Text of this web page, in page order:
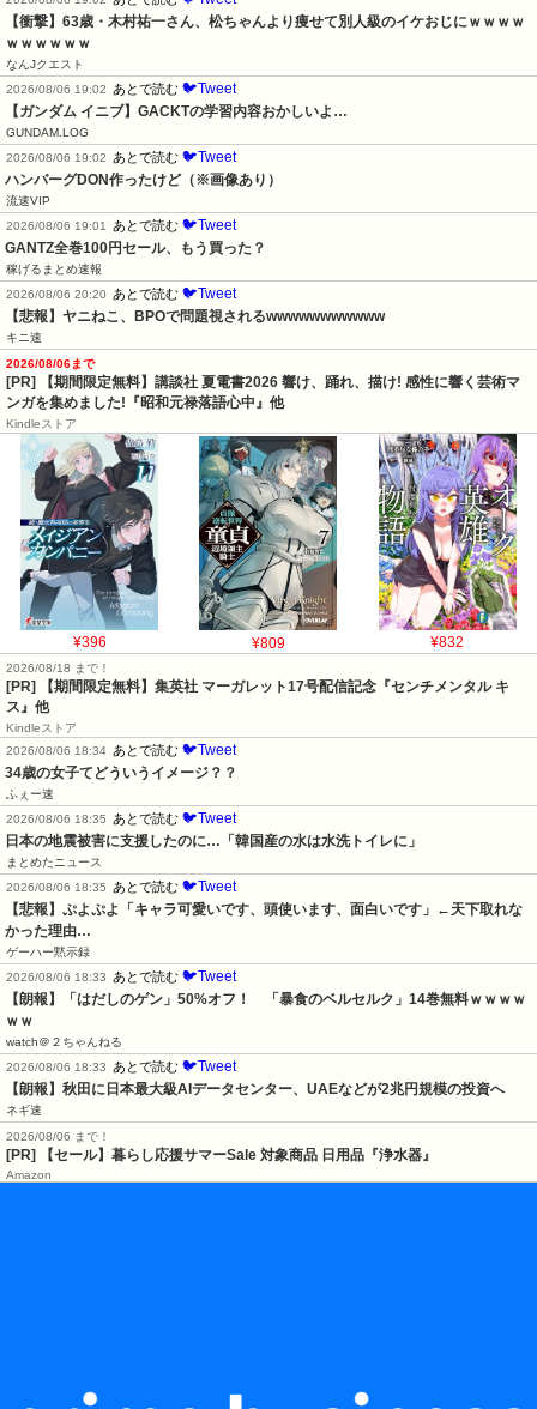
【衝撃】63歳・木村祐一さん、松ちゃんより痩せて別人級のイケおじにｗｗｗｗ
ｗｗｗｗｗｗ
なんJクエスト
2026/08/06 19:02 あとで読む 🐦Tweet
【ガンダム イニブ】GACKTの学習内容おかしいよ…
GUNDAM.LOG
2026/08/06 19:02 あとで読む 🐦Tweet
ハンバーグDON作ったけど（※画像あり）
流速VIP
2026/08/06 19:01 あとで読む 🐦Tweet
GANTZ全巻100円セール、もう買った？
稼げるまとめ速報
2026/08/06 20:20 あとで読む 🐦Tweet
【悲報】ヤニねこ、BPOで問題視されるwwwwwwwwwww
キニ速
2026/08/06まで
[PR] 【期間限定無料】講談社 夏電書2026 響け、踊れ、描け! 感性に響く芸術マ
ンガを集めました!『昭和元禄落語心中』他
Kindleストア
¥396 ¥809 ¥832
2026/08/18 まで！
[PR] 【期間限定無料】集英社 マーガレット17号配信記念『センチメンタル キ
ス』他
Kindleストア
2026/08/06 18:34 あとで読む 🐦Tweet
34歳の女子てどういうイメージ？？
ふぇー速
2026/08/06 18:35
あとで読む 🐦Tweet
日本の地震被害に支援したのに…「韓国産の水は水洗トイレに」
まとめたニュース
2026/08/06 18:35
あとで読む 🐦Tweet
【悲報】ぷよぷよ「キャラ可愛いです、頭使います、面白いです」←天下取れな
かった理由…
ゲーハー黙示録
2026/08/06 18:33
あとで読む 🐦Tweet
【朗報】「はだしのゲン」50%オフ！　「暴食のベルセルク」14巻無料ｗｗｗｗ
ｗｗ
watch＠２ちゃんねる
2026/08/06 18:33
あとで読む 🐦Tweet
【朗報】秋田に日本最大級AIデータセンター、UAEなどが2兆円規模の投資へ
ネギ速
2026/08/06 まで！
[PR] 【セール】暮らし応援サマーSale 対象商品 日用品『浄水器』
Amazon